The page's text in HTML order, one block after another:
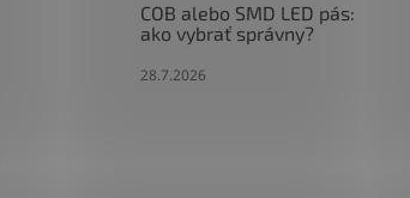
COB alebo SMD LED pás:
ako vybrať správny?
28.7.2026